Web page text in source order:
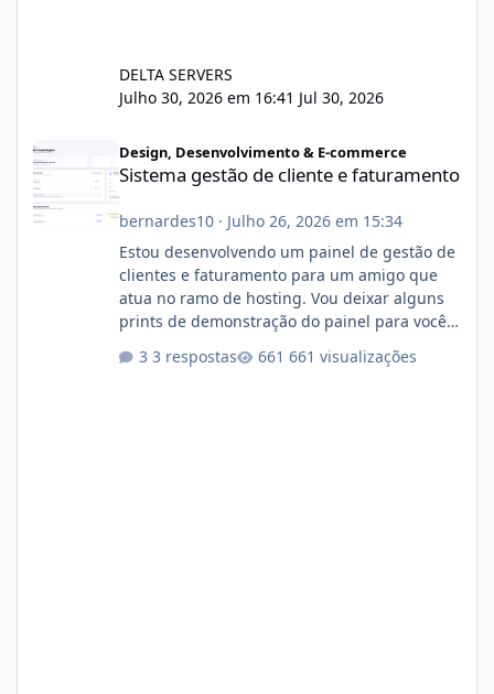
DELTA SERVERS
Julho 30, 2026 em 16:41 Jul 30, 2026
Design, Desenvolvimento & E-commerce
Sistema gestão de cliente e faturamento
bernardes10· Julho 26, 2026 em 15:34
Estou desenvolvendo um painel de gestão de
clientes e faturamento para um amigo que
atua no ramo de hosting. Vou deixar alguns
prints de demonstração do painel para vocês
com cerca de 80% concluído e conta com
3 respostas 661 visualizações